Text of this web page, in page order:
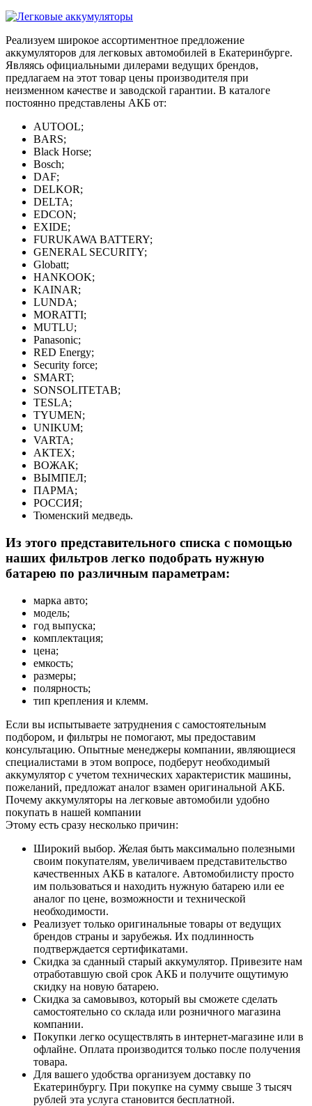
Реализуем широкое ассортиментное предложение
аккумуляторов для легковых автомобилей в Екатеринбурге.
Являясь официальными дилерами ведущих брендов,
предлагаем на этот товар цены производителя при
неизменном качестве и заводской гарантии. В каталоге
постоянно представлены АКБ от:
AUTOOL;
BARS;
Black Horse;
Bosch;
DAF;
DELKOR;
DELTA;
EDCON;
EXIDE;
FURUKAWA BATTERY;
GENERAL SECURITY;
Globatt;
HANKOOK;
KAINAR;
LUNDA;
MORATTI;
MUTLU;
Panasonic;
RED Energy;
Security force;
SMART;
SONSOLITETAB;
TESLA;
TYUMEN;
UNIKUM;
VARTA;
АКТЕХ;
ВОЖАК;
ВЫМПЕЛ;
ПАРМА;
РОССИЯ;
Тюменский медведь.
Из этого представительного списка с помощью
наших фильтров легко подобрать нужную
батарею по различным параметрам:
марка авто;
модель;
год выпуска;
комплектация;
цена;
емкость;
размеры;
полярность;
тип крепления и клемм.
Если вы испытываете затруднения с самостоятельным
подбором, и фильтры не помогают, мы предоставим
консультацию. Опытные менеджеры компании, являющиеся
специалистами в этом вопросе, подберут необходимый
аккумулятор с учетом технических характеристик машины,
пожеланий, предложат аналог взамен оригинальной АКБ.
Почему аккумуляторы на легковые автомобили удобно
покупать в нашей компании
Этому есть сразу несколько причин:
Широкий выбор. Желая быть максимально полезными
своим покупателям, увеличиваем представительство
качественных АКБ в каталоге. Автомобилисту просто
им пользоваться и находить нужную батарею или ее
аналог по цене, возможности и технической
необходимости.
Реализует только оригинальные товары от ведущих
брендов страны и зарубежья. Их подлинность
подтверждается сертификатами.
Скидка за сданный старый аккумулятор. Привезите нам
отработавшую свой срок АКБ и получите ощутимую
скидку на новую батарею.
Скидка за самовывоз, который вы сможете сделать
самостоятельно со склада или розничного магазина
компании.
Покупки легко осуществлять в интернет-магазине или в
офлайне. Оплата производится только после получения
товара.
Для вашего удобства организуем доставку по
Екатеринбургу. При покупке на сумму свыше 3 тысяч
рублей эта услуга становится бесплатной.